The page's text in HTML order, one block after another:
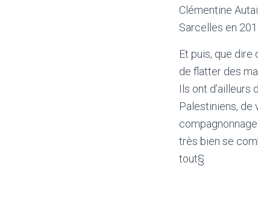
Clémentine
Sarcelles en
Et puis, que
de flatter des
Ils ont d’ailleurs
Palestiniens, de
très bien se
tout§